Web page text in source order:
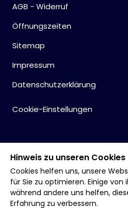
AGB - Widerruf
Öffnungszeiten
Sitemap
Impressum
Datenschutzerklärung
Cookie-Einstellungen
Hinweis zu unseren Cookies
Cookies helfen uns, unsere
für Sie zu optimieren. Einige von
während andere uns helfen,
Erfahrung zu verbessern.